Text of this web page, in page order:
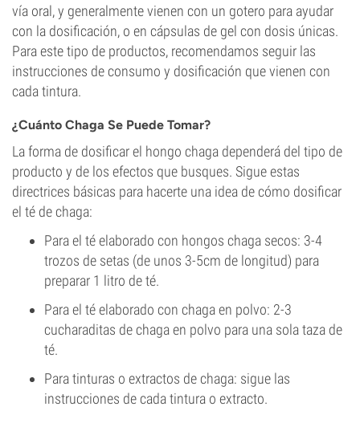
vía oral, y generalmente vienen con un gotero para ayudar
con la dosificación, o en cápsulas de gel con dosis únicas.
Para este tipo de productos, recomendamos seguir las
instrucciones de consumo y dosificación que vienen con
cada tintura.
¿Cuánto Chaga Se Puede Tomar?
La forma de dosificar el hongo chaga dependerá del tipo de
producto y de los efectos que busques. Sigue estas
directrices básicas para hacerte una idea de cómo dosificar
el té de chaga:
Para el té elaborado con hongos chaga secos: 3-4
trozos de setas (de unos 3-5cm de longitud) para
preparar 1 litro de té.
Para el té elaborado con chaga en polvo: 2-3
cucharaditas de chaga en polvo para una sola taza de
té.
Para tinturas o extractos de chaga: sigue las
instrucciones de cada tintura o extracto.